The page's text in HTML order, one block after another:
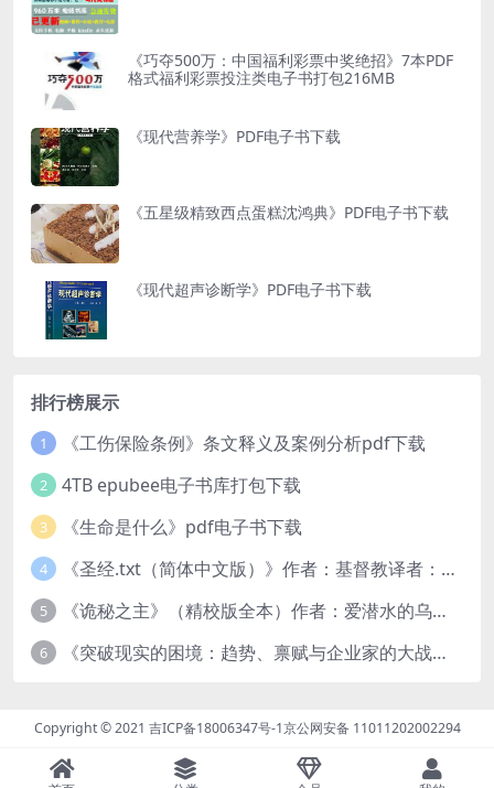
《巧夺500万：中国福利彩票中奖绝招》7本PDF
格式福利彩票投注类电子书打包216MB
《现代营养学》PDF电子书下载
《五星级精致西点蛋糕沈鸿典》PDF电子书下载
《现代超声诊断学》PDF电子书下载
排行榜展示
1 《工伤保险条例》条文释义及案例分析pdf下载
2 4TB epubee电子书库打包下载
3 《生命是什么》pdf电子书下载
4 《圣经.txt（简体中文版）》作者：基督教译者：中国基督教协会
5 《诡秘之主》（精校版全本）作者：爱潜水的乌贼txt
6 《突破现实的困境：趋势、禀赋与企业家的大战略》pdf图书下载
Copyright © 2021 吉ICP备18006347号-1京公网安备 11011202002294